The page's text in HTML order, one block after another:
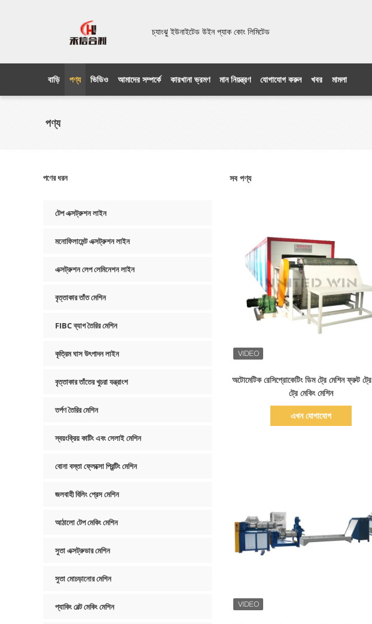
চ্যাংঝু ইউনাইটেড উইন প্যাক কোং লিমিটেড
বাড়ি পণ্য ভিডিও আমাদের সম্পর্কে কারখানা ভ্রমণ মান নিয়ন্ত্রণ যোগাযোগ করুন খবর মামলা
পণ্য
পণের ধরন
টেপ এক্সট্রুশন লাইন
মনোফিলামেন্ট এক্সট্রুশন লাইন
এক্সট্রুশন লেপ লেমিনেশন লাইন
বৃত্তাকার তাঁত মেশিন
FIBC ব্যাগ তৈরির মেশিন
কৃত্রিম ঘাস উৎপাদন লাইন
বৃত্তাকার তাঁতের খুচরা যন্ত্রাংশ
তর্পণ তৈরির মেশিন
স্বয়ংক্রিয় কাটিং এবং সেলাই মেশিন
বোনা বস্তা ফ্লেক্সো প্রিন্টিং মেশিন
জলবাহী বিলিং প্রেস মেশিন
আঠালো টেপ মেকিং মেশিন
সুতা এক্সট্রুডার মেশিন
সুতা মোচড়ানোর মেশিন
প্যাকিং বেল্ট মেকিং মেশিন
সব পণ্য
অটোমেটিক রেসিপ্রোকেটিং ডিম ট্রে মেশিন ফ্রুট
ট্রে মেকিং মেশিন
এখন যোগাযোগ